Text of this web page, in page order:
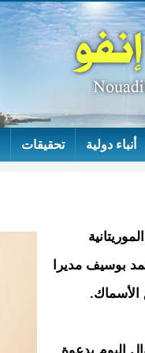
أنباء دولية تحقيقات
بوسيف مديرا
الأسماك.